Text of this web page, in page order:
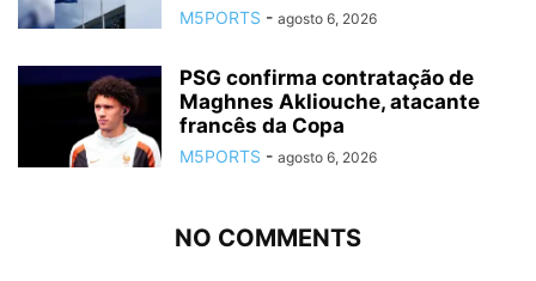
M5PORTS - agosto 6, 2026
PSG confirma contratação de
Maghnes Akliouche, atacante
francês da Copa
M5PORTS - agosto 6, 2026
NO COMMENTS